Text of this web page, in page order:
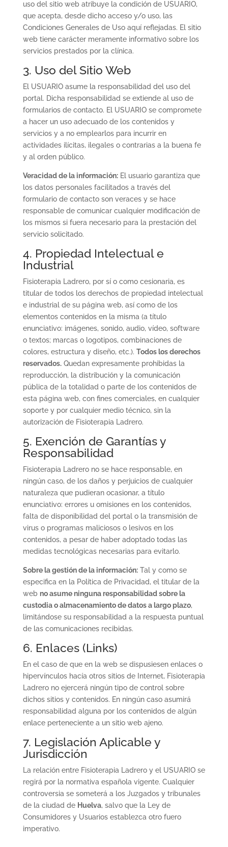
uso del sitio web atribuye la condición de USUARIO,
que acepta, desde dicho acceso y/o uso, las
Condiciones Generales de Uso aquí reflejadas. El sitio
web tiene carácter meramente informativo sobre los
servicios prestados por la clínica.
3. Uso del Sitio Web
El USUARIO asume la responsabilidad del uso del
portal. Dicha responsabilidad se extiende al uso de
formularios de contacto. El USUARIO se compromete
a hacer un uso adecuado de los contenidos y
servicios y a no emplearlos para incurrir en
actividades ilícitas, ilegales o contrarias a la buena fe
y al orden público.
Veracidad de la información:El usuario garantiza que
los datos personales facilitados a través del
formulario de contacto son veraces y se hace
responsable de comunicar cualquier modificación de
los mismos si fuera necesario para la prestación del
servicio solicitado.
4. Propiedad Intelectual e
Industrial
Fisioterapia Ladrero, por sí o como cesionaria, es
titular de todos los derechos de propiedad intelectual
e industrial de su página web, así como de los
elementos contenidos en la misma (a título
enunciativo: imágenes, sonido, audio, vídeo, software
o textos; marcas o logotipos, combinaciones de
colores, estructura y diseño, etc.). Todos los derechos
reservados.Quedan expresamente prohibidas la
reproducción, la distribución y la comunicación
pública de la totalidad o parte de los contenidos de
esta página web, con fines comerciales, en cualquier
soporte y por cualquier medio técnico, sin la
autorización de Fisioterapia Ladrero.
5. Exención de Garantías y
Responsabilidad
Fisioterapia Ladrero no se hace responsable, en
ningún caso, de los daños y perjuicios de cualquier
naturaleza que pudieran ocasionar, a título
enunciativo: errores u omisiones en los contenidos,
falta de disponibilidad del portal o la transmisión de
virus o programas maliciosos o lesivos en los
contenidos, a pesar de haber adoptado todas las
medidas tecnológicas necesarias para evitarlo.
Sobre la gestión de la información:Tal y como se
especifica en la Política de Privacidad, el titular de la
web no asume ninguna responsabilidad sobre la
custodia o almacenamiento de datos a largo plazo,
limitándose su responsabilidad a la respuesta puntual
de las comunicaciones recibidas.
6. Enlaces (Links)
En el caso de que en la web se dispusiesen enlaces o
hipervínculos hacía otros sitios de Internet, Fisioterapia
Ladrero no ejercerá ningún tipo de control sobre
dichos sitios y contenidos. En ningún caso asumirá
responsabilidad alguna por los contenidos de algún
enlace perteneciente a un sitio web ajeno.
7. Legislación Aplicable y
Jurisdicción
La relación entre Fisioterapia Ladrero y el USUARIO se
regirá por la normativa española vigente. Cualquier
controversia se someterá a los Juzgados y tribunales
de la ciudad de Huelva, salvo que la Ley de
Consumidores y Usuarios establezca otro fuero
imperativo.